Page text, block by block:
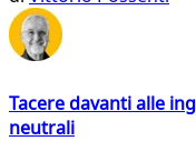
Tacere davanti alle
neutrali